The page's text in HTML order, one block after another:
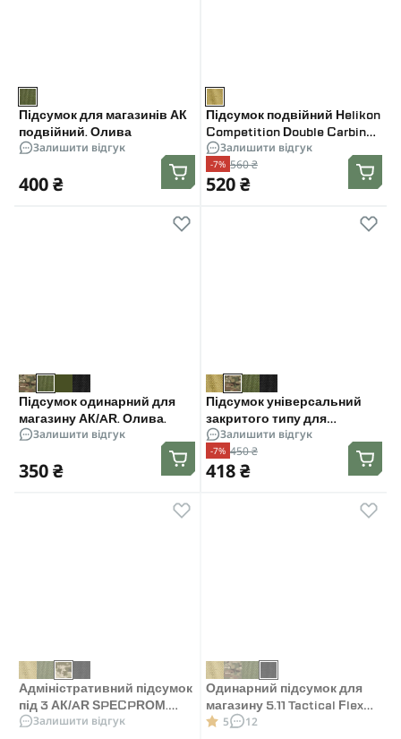
Підсумок для магазинів АК
подвійний. Олива
Залишити відгук
400 ₴
Підсумок подвійний Helikon
Competition Double Carbine
Insert для 2 магазинів
АК/AR. Койот
Залишити відгук
-7% 560 ₴
520 ₴
Підсумок одинарний для
магазину АК/AR. Олива.
Залишити відгук
350 ₴
Підсумок універсальний
закритого типу для
магазинів АК/AR.
Мультикам.
Залишити відгук
-7% 450 ₴
418 ₴
Адміністративний підсумок
під 3 АК/AR SPECPROM.
MOLLE. Піксель
Залишити відгук
Одинарний підсумок для
магазину 5.11 Tactical Flex
Multi-Caliber Cover. Чорний
5 12